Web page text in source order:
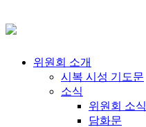
위원회 소개
시복 시성 기도문
소식
위원회 소식
담화문